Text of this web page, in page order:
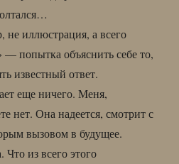
иллюстрация, а всего
— попытка объяснить себе то,
известный ответ.
еще ничего. Меня,
нет. Она надеется, смотрит с
вызовом в будущее.
Что из всего этого